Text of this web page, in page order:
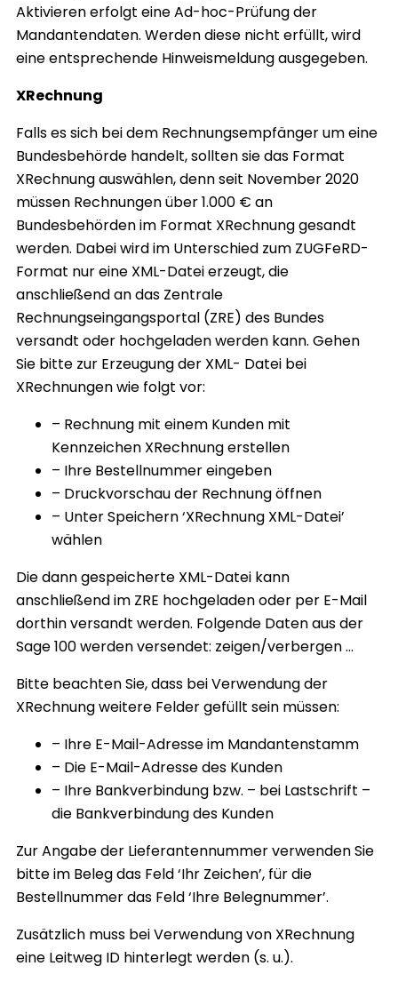
Aktivieren erfolgt eine Ad-hoc-Prüfung der
Mandantendaten. Werden diese nicht erfüllt, wird
eine entsprechende Hinweismeldung ausgegeben.
XRechnung
Falls es sich bei dem Rechnungsempfänger um eine
Bundesbehörde handelt, sollten sie das Format
XRechnung auswählen, denn seit November 2020
müssen Rechnungen über 1.000 € an
Bundesbehörden im Format XRechnung gesandt
werden. Dabei wird im Unterschied zum ZUGFeRD-
Format nur eine XML-Datei erzeugt, die
anschließend an das Zentrale
Rechnungseingangsportal (ZRE) des Bundes
versandt oder hochgeladen werden kann. Gehen
Sie bitte zur Erzeugung der XML- Datei bei
XRechnungen wie folgt vor:
– Rechnung mit einem Kunden mit
Kennzeichen XRechnung erstellen
– Ihre Bestellnummer eingeben
– Druckvorschau der Rechnung öffnen
– Unter Speichern ‘XRechnung XML-Datei’
wählen
Die dann gespeicherte XML-Datei kann
anschließend im ZRE hochgeladen oder per E-Mail
dorthin versandt werden. Folgende Daten aus der
Sage 100 werden versendet: zeigen/verbergen …
Bitte beachten Sie, dass bei Verwendung der
XRechnung weitere Felder gefüllt sein müssen:
– Ihre E-Mail-Adresse im Mandantenstamm
– Die E-Mail-Adresse des Kunden
– Ihre Bankverbindung bzw. – bei Lastschrift –
die Bankverbindung des Kunden
Zur Angabe der Lieferantennummer verwenden Sie
bitte im Beleg das Feld ‘Ihr Zeichen’, für die
Bestellnummer das Feld ‘Ihre Belegnummer’.
Zusätzlich muss bei Verwendung von XRechnung
eine Leitweg ID hinterlegt werden (s. u.).